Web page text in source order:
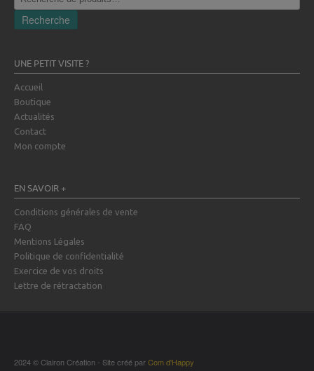
pour :
Recherche
UNE PETIT VISITE ?
Accueil
Boutique
Actualités
Contact
Mon compte
EN SAVOIR +
Conditions générales de vente
FAQ
Mentions Légales
Politique de confidentialité
Exercice de vos droits
Lettre de rétractation
2024 © Clairon Création - Site créé parCom d'Happy